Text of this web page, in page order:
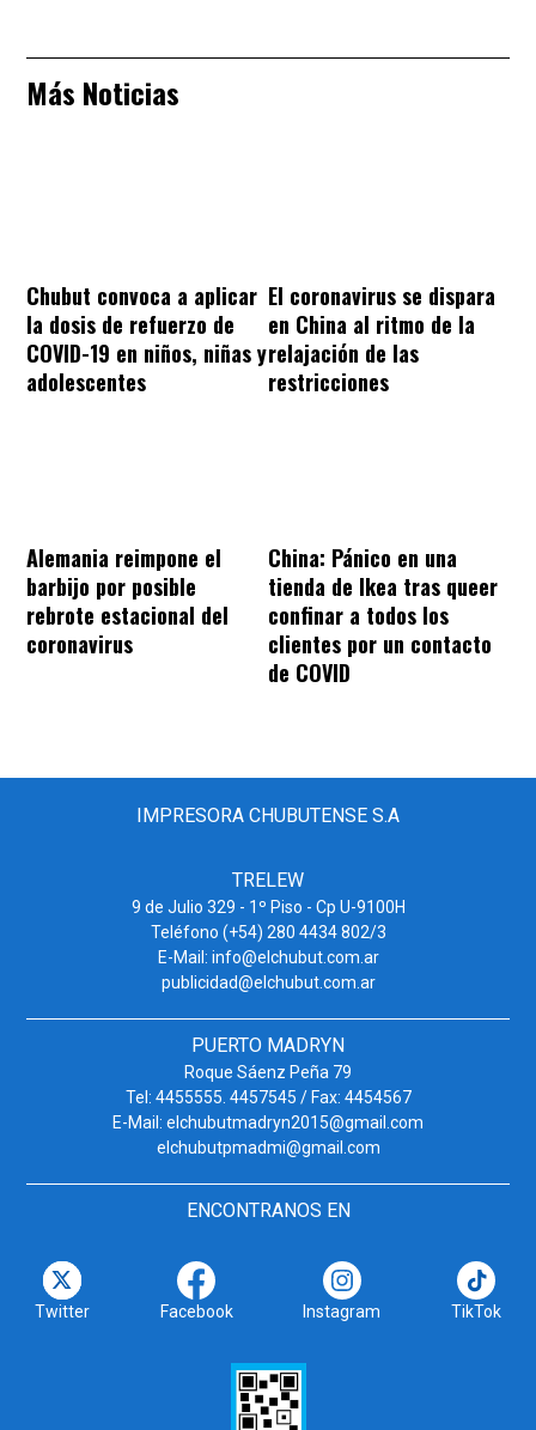
Más Noticias
Chubut convoca a aplicar
la dosis de refuerzo de
COVID-19 en niños, niñas y
adolescentes
El coronavirus se dispara
en China al ritmo de la
relajación de las
restricciones
Alemania reimpone el
barbijo por posible
rebrote estacional del
coronavirus
China: Pánico en una
tienda de Ikea tras queer
confinar a todos los
clientes por un contacto
de COVID
IMPRESORA CHUBUTENSE S.A
TRELEW
9 de Julio 329 - 1º Piso - Cp U-9100H
Teléfono (+54) 280 4434 802/3
E-Mail: info@elchubut.com.ar
publicidad@elchubut.com.ar
PUERTO MADRYN
Roque Sáenz Peña 79
Tel: 4455555. 4457545 / Fax: 4454567
E-Mail: elchubutmadryn2015@gmail.com
elchubutpmadmi@gmail.com
ENCONTRANOS EN
Twitter Facebook Instagram TikTok